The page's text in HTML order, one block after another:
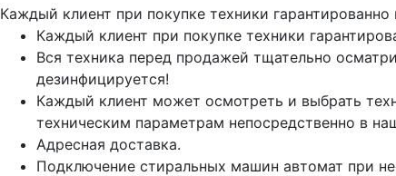
Каждый клиент при покупке техники гарантированно
Каждый клиент при покупке техники
Вся техника перед продажей тщательно
дезинфицируется!
Каждый клиент может осмотреть и выбрать
техническим параметрам непосредственно в
Адресная доставка.
Подключение стиральных машин автомат при